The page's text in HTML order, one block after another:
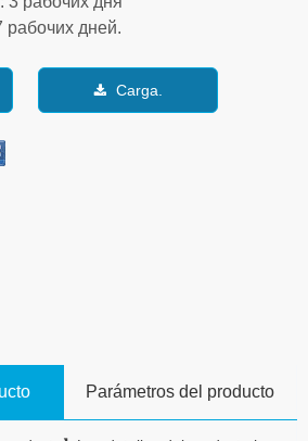
рабочих дней.
끂 Carga.
Parámetros del producto